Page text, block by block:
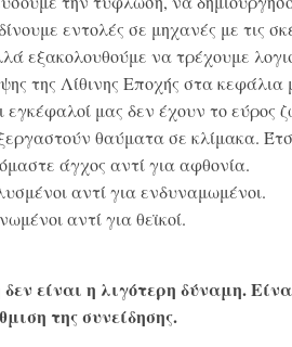
εντολές σε μηχανές με τις
εξακολουθούμε να τρέχουμε
της Λίθινης Εποχής στα κεφάλια
εγκέφαλοί μας δεν έχουν το εύρος
θαύματα σε κλίμακα.
άγχος αντί για αφθονία.
αντί για ενδυναμωμένοι.
αντί για θεϊκοί.
είναι η λιγότερη δύναμη.
της συνείδησης.